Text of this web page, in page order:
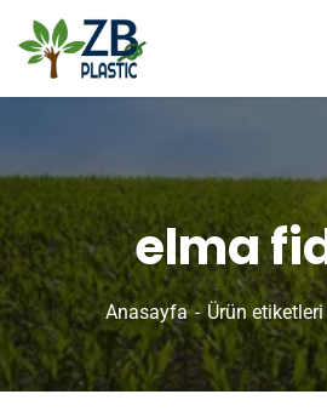
elma
Anasayfa Ürün etiketleri